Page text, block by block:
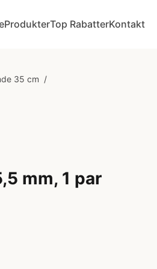
ProdukterTop RabatterKontakt
35 cm /
mm, 1 par